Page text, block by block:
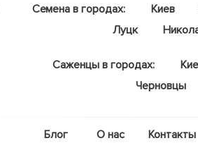
Семена в городах:
Киев
Луцк
Саженцы в городах:
Черновцы
Блог О нас Контакты